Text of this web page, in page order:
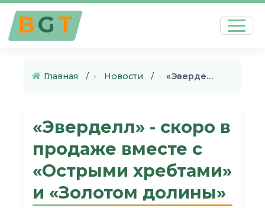
BGT
Главная › Новости › «Эверделл» - скоро в продаже …
«Эверделл» - скоро в
продаже вместе с
«Острыми хребтами»
и «Золотом долины»